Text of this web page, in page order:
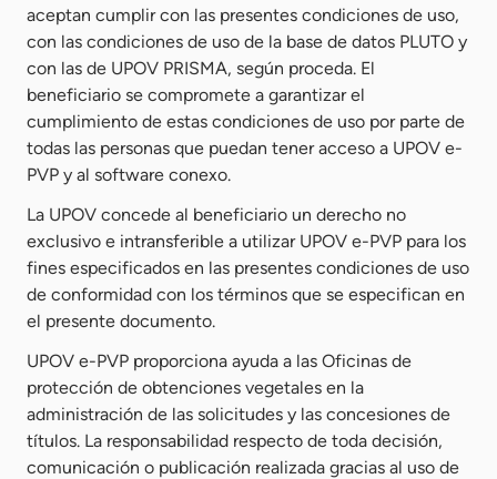
aceptan cumplir con las presentes condiciones de uso,
con las condiciones de uso de la base de datos PLUTO y
con las de UPOV PRISMA, según proceda. El
beneficiario se compromete a garantizar el
cumplimiento de estas condiciones de uso por parte de
todas las personas que puedan tener acceso a UPOV e-
PVP y al software conexo.
La UPOV concede al beneficiario un derecho no
exclusivo e intransferible a utilizar UPOV e-PVP para los
fines especificados en las presentes condiciones de uso
de conformidad con los términos que se especifican en
el presente documento.
UPOV e-PVP proporciona ayuda a las Oficinas de
protección de obtenciones vegetales en la
administración de las solicitudes y las concesiones de
títulos. La responsabilidad respecto de toda decisión,
comunicación o publicación realizada gracias al uso de